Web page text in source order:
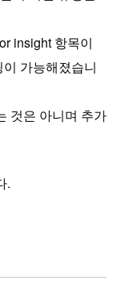
insight 항목이
가능해졌습니
것은 아니며 추가
.